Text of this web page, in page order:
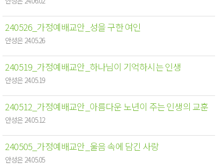
240526_가정예배교안_성을 구한 여인
안성은 24.05.26
240519_가정예배교안_하나님이 기억하시는 인생
안성은 24.05.19
240512_가정예배교안_아름다운 노년이 주는 인생의 교훈
안성은 24.05.12
240505_가정예배교안_울음 속에 담긴 사랑
안성은 24.05.05